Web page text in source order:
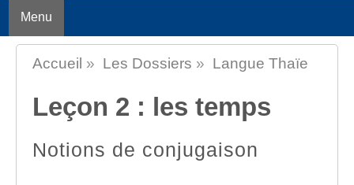
Menu
Accueil » Les Dossiers » Langue Thaïe
Leçon 2 : les temps
Notions de conjugaison